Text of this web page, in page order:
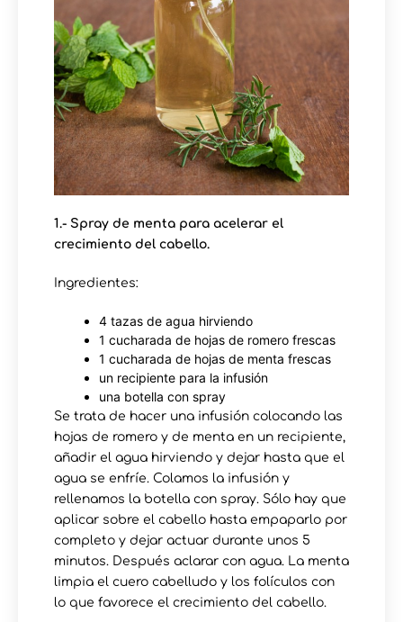
1.- Spray de menta para acelerar el
crecimiento del cabello.
Ingredientes:
4 tazas de agua hirviendo
1 cucharada de hojas de romero frescas
1 cucharada de hojas de menta frescas
un recipiente para la infusión
una botella con spray
Se trata de hacer una infusión colocando las
hojas de romero y de menta en un recipiente,
añadir el agua hirviendo y dejar hasta que el
agua se enfríe. Colamos la infusión y
rellenamos la botella con spray. Sólo hay que
aplicar sobre el cabello hasta empaparlo por
completo y dejar actuar durante unos 5
minutos. Después aclarar con agua. La menta
limpia el cuero cabelludo y los folículos con
lo que favorece el crecimiento del cabello.